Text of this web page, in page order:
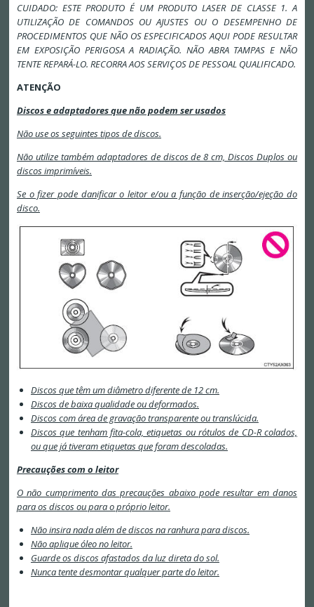
CUIDADO: ESTE PRODUTO É UM PRODUTO LASER DE CLASSE 1. A
UTILIZAÇÃO DE COMANDOS OU AJUSTES OU O DESEMPENHO DE
PROCEDIMENTOS QUE NÃO OS ESPECIFICADOS AQUI PODE RESULTAR
EM EXPOSIÇÃO PERIGOSA A RADIAÇÃO. NÃO ABRA TAMPAS E NÃO
TENTE REPARÁ-LO. RECORRA AOS SERVIÇOS DE PESSOAL QUALIFICADO.
ATENÇÃO
Discos e adaptadores que não podem ser usados
Não use os seguintes tipos de discos.
Não utilize também adaptadores de discos de 8 cm, Discos Duplos ou
discos imprimíveis.
Se o fizer pode danificar o leitor e/ou a função de inserção/ejeção do
disco.
Discos que têm um diâmetro diferente de 12 cm.
Discos de baixa qualidade ou deformados.
Discos com área de gravação transparente ou translúcida.
Discos que tenham fita-cola, etiquetas ou rótulos de CD-R colados,
ou que já tiveram etiquetas que foram descoladas.
Precauções com o leitor
O não cumprimento das precauções abaixo pode resultar em danos
para os discos ou para o próprio leitor.
Não insira nada além de discos na ranhura para discos.
Não aplique óleo no leitor.
Guarde os discos afastados da luz direta do sol.
Nunca tente desmontar qualquer parte do leitor.